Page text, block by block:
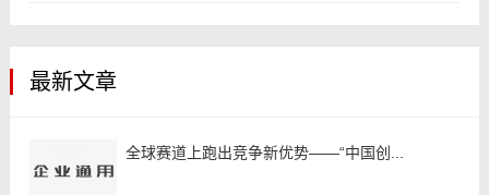
最新文章
全球赛道上跑出竞争新优势——“中国创...